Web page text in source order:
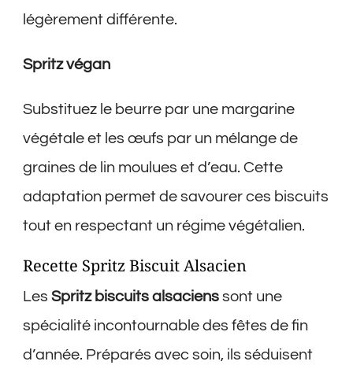
légèrement différente.
Spritz végan
Substituez le beurre par une margarine
végétale et les œufs par un mélange de
graines de lin moulues et d’eau. Cette
adaptation permet de savourer ces biscuits
tout en respectant un régime végétalien.
Recette Spritz Biscuit Alsacien
Les Spritz biscuits alsaciens sont une
spécialité incontournable des fêtes de fin
d’année. Préparés avec soin, ils séduisent